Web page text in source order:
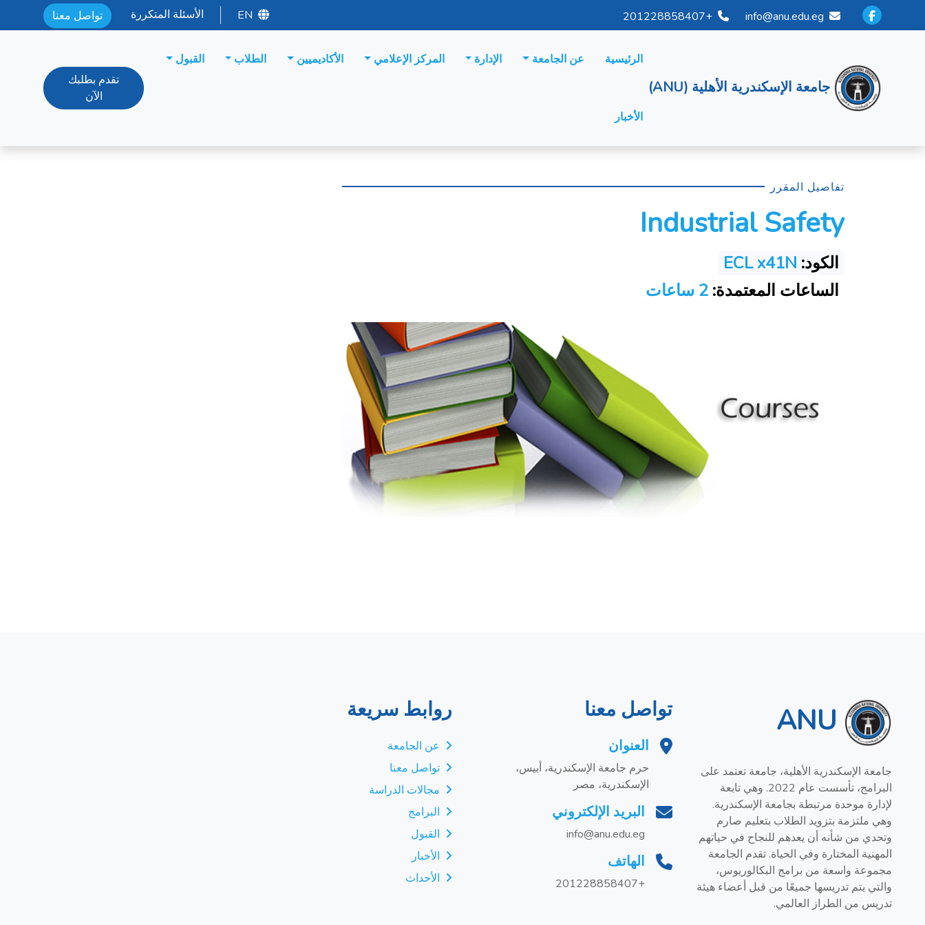
info@anu.edu.eg
+201228858407
EN الأسئلة المتكررة تواصل معنا
جامعة الإسكندرية الأهلية (ANU)
الرئيسية عن الجامعة الإدارة المركز الإعلامي الأكاديميين الطلاب القبول
الأخبار
تقدم بطلبك
الآن
تفاصيل المقرر
Industrial Safety
الكود: ECL x41N
الساعات المعتمدة:
ANU
جامعة الإسكندرية الأهلية، جامعة تعتمد على
البرامج، تأسست عام 2022. وهي تابعة
لإدارة موحدة مرتبطة بجامعة الإسكندرية.
وهي ملتزمة بتزويد الطلاب بتعليم صارم
وتحدي من شأنه أن يعدهم للنجاح في حياتهم
المهنية المختارة وفي الحياة. تقدم الجامعة
مجموعة واسعة من برامج البكالوريوس،
والتي يتم تدريسها جميعًا من قبل أعضاء هيئة
تدريس من الطراز العالمي.
تواصل معنا
العنوان
حرم جامعة الإسكندرية، أبيس،
الإسكندرية، مصر
البريد الإلكتروني
info@anu.edu.eg
الهاتف
+201228858407
روابط سريعة
عن الجامعة
تواصل معنا
مجالات الدراسة
البرامج
القبول
الأخبار
الأحداث